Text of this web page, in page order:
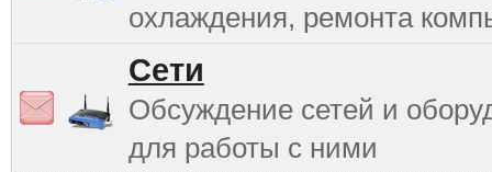
охлаждения, ремонта
Сети
Обсуждение сетей и
для работы с ними